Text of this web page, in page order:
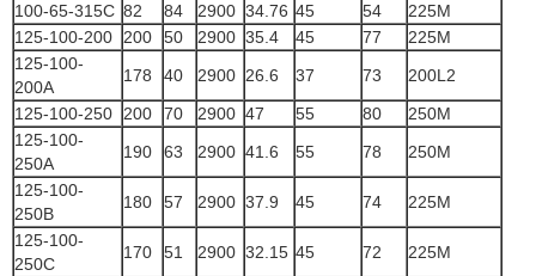
100-65-315C 82 84 2900 34.76 45 54
225M
125-100-200 200 50 2900 35.4 45 77
225M
125-100-
200A
178 40 2900 26.6 37 73
200L2
125-100-250 200 70 2900 47 55 80
250M
125-100-
250A
190 63 2900 41.6 55 78
250M
125-100-
250B
180 57 2900 37.9 45 74
225M
125-100-
250C
170 51 2900 32.15 45 72
225M